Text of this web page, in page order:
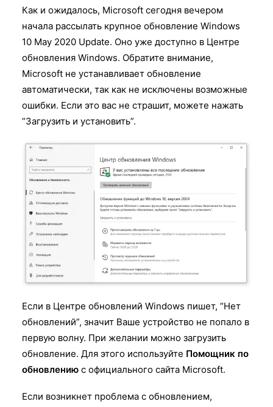
Как и ожидалось, Microsoft сегодня вечером
начала рассылать крупное обновление Windows
10 May 2020 Update. Оно уже доступно в Центре
обновления Windows. Обратите внимание,
Microsoft не устанавливает обновление
автоматически, так как не исключены возможные
ошибки. Если это вас не страшит, можете нажать
“Загрузить и установить”.
Если в Центре обновлений Windows пишет, “Нет
обновлений”, значит Ваше устройство не попало в
первую волну. При желании можно загрузить
обновление. Для этого используйте Помощник по
обновлению с официального сайта Microsoft.
Если возникнет проблема с обновлением,